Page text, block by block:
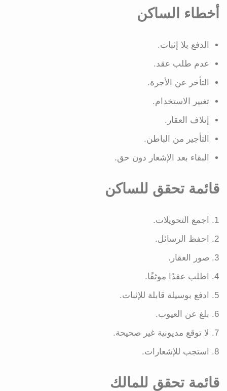
أخطاء الساكن
الدفع بلا إثبات.
عدم طلب عقد.
التأخر عن الأجرة.
تغيير الاستخدام.
إتلاف العقار.
التأجير من الباطن.
البقاء بعد الإشعار دون حق.
قائمة تحقق للساكن
اجمع التحويلات.
احفظ الرسائل.
صور العقار.
اطلب عقدًا موثقًا.
ادفع بوسيلة قابلة للإثبات.
بلغ عن العيوب.
لا توقع مديونية غير صحيحة.
استجب للإشعارات.
قائمة تحقق للمالك